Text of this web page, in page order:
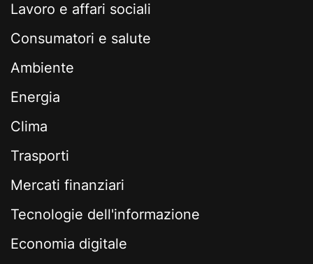
Lavoro e affari sociali
Consumatori e salute
Ambiente
Energia
Clima
Trasporti
Mercati finanziari
Tecnologie dell'informazione
Economia digitale